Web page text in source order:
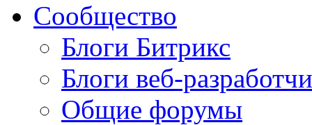
Сообщество
Блоги Битрикс
Блоги веб-
Общие форумы